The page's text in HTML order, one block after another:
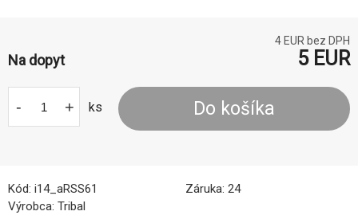
4 EUR bez DPH
Na dopyt 5EUR
- + ks Do košíka
Kód: i14_aRSS61 Záruka: 24
Výrobca: Tribal